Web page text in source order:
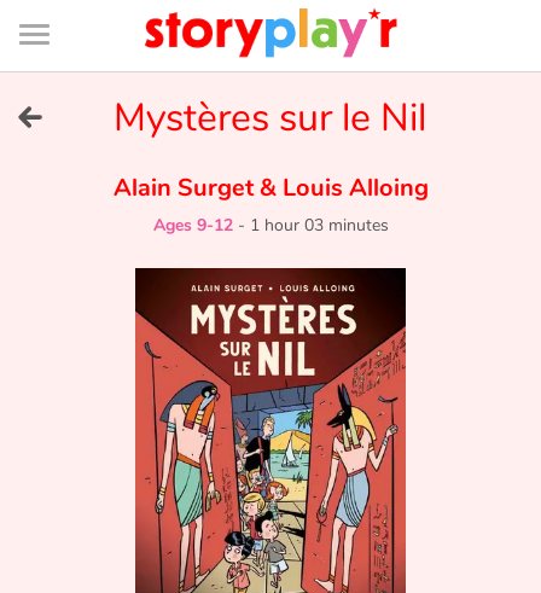
Connexion
Bibliothèque
de
page
Tales and classics in french
Fable, myth, literature and poetry
Mystères sur le Nil
Alain Surget&Louis Alloing
Ages 9-12- 1 hour 03 minutes